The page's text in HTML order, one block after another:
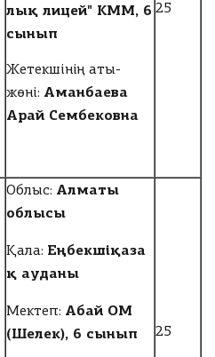
лық лицей" КММ, 6
сынып
Жетекшінің аты-
жөні: Аманбаева
Арай Сембековна
25
Облыс: Алматы
облысы
Қала: Еңбекшіқаза
қ ауданы
Мектеп: Абай ОМ
(Шелек), 6 сынып
25